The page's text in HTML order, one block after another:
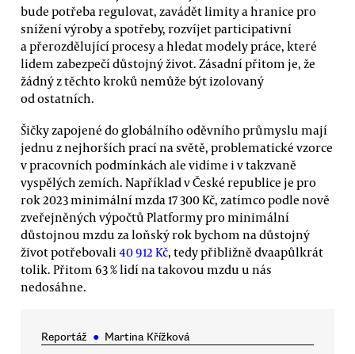
bude potřeba regulovat, zavádět limity a hranice pro
snížení výroby a spotřeby, rozvíjet participativní
a přerozdělující procesy a hledat modely práce, které
lidem zabezpečí důstojný život. Zásadní přitom je, že
žádný z těchto kroků nemůže být izolovaný
od ostatních.
Šičky zapojené do globálního oděvního průmyslu mají
jednu z nejhorších prací na světě, problematické vzorce
v pracovních podmínkách ale vidíme i v takzvaně
vyspělých zemích. Například v České republice je pro
rok 2023 minimální mzda 17 300 Kč, zatímco podle nově
zveřejněných výpočtů Platformy pro minimální
důstojnou mzdu za loňský rok bychom na důstojný
život potřebovali 40 912 Kč, tedy přibližně dvaapůlkrát
tolik. Přitom 63 % lidí na takovou mzdu u nás
nedosáhne.
Reportáž ● Martina Křížková